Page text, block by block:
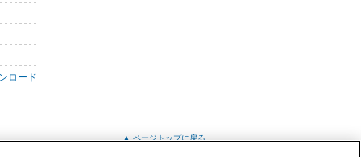
ロード
▲ ページトップに戻る